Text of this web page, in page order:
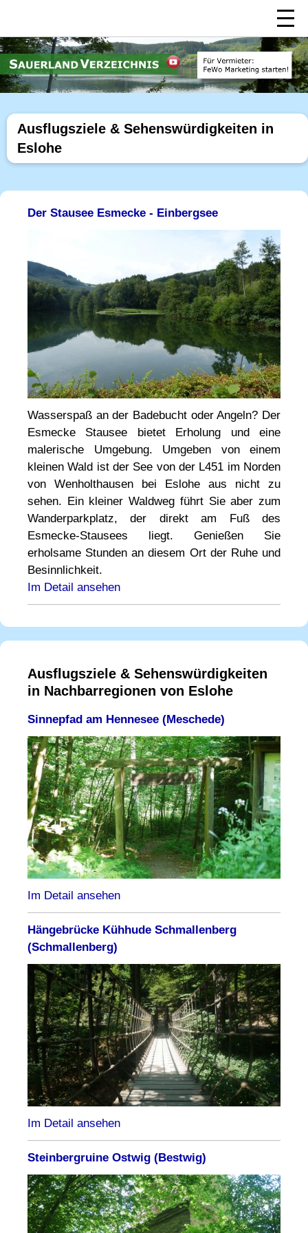
Ausflugsziele & Sehenswürdigkeiten in
Eslohe
Der Stausee Esmecke - Einbergsee
Wasserspaß an der Badebucht oder Angeln? Der
Esmecke Stausee bietet Erholung und eine
malerische Umgebung. Umgeben von einem
kleinen Wald ist der See von der L451 im Norden
von Wenholthausen bei Eslohe aus nicht zu
sehen. Ein kleiner Waldweg führt Sie aber zum
Wanderparkplatz, der direkt am Fuß des
Esmecke-Stausees liegt. Genießen Sie
erholsame Stunden an diesem Ort der Ruhe und
Besinnlichkeit.
Im Detail ansehen
Ausflugsziele & Sehenswürdigkeiten
in Nachbarregionen von Eslohe
Sinnepfad am Hennesee (Meschede)
Im Detail ansehen
Hängebrücke Kühhude Schmallenberg
(Schmallenberg)
Im Detail ansehen
Steinbergruine Ostwig (Bestwig)